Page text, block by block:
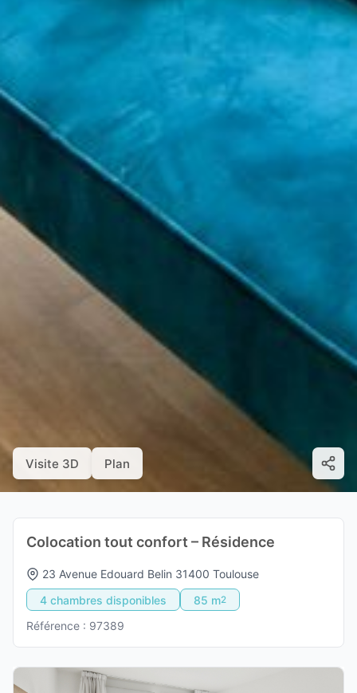
Visite 3D Plan
Colocation tout confort – Résidence
23 Avenue Edouard Belin 31400 Toulouse
4 chambres disponibles
85 m2
Référence : 97389